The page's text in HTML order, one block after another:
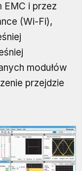
EMC i przez
(Wi-Fi),
modułów
przejdzie